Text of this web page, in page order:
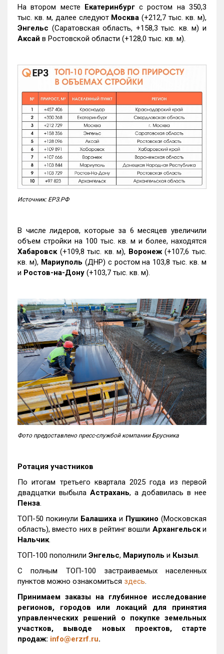
На втором месте Екатеринбургс ростом на 350,3
тыс. кв. м, далее следуют Москва (+212,7 тыс. кв. м),
Энгельс (Саратовская область, +158,3 тыс. кв. м) и
Аксай в Ростовской области (+128,0 тыс. кв. м).
Источник: ЕРЗ.РФ
В числе лидеров, которые за 6 месяцев увеличили
объем стройки на 100 тыс. кв. м и более, находятся
Хабаровск (+109,8 тыс. кв. м), Воронеж(+107,6 тыс.
кв. м), Мариуполь (ДНР) с ростом на 103,8 тыс. кв. м
и Ростов-на-Дону (+103,7 тыс. кв. м).
Фото предоставлено пресс-службой компании Брусника
Ротация участников
По итогам третьего квартала 2025 года из первой
двадцатки выбыла Астрахань, а добавилась в нее
Пенза.
ТОП-50 покинули Балашиха и Пушкино (Московская
область), вместо них в рейтинг вошли Архангельски
Нальчик.
ТОП-100 пополнили Энгельс, Мариуполь и Кызыл.
С полным ТОП-100 застраиваемых населенных
пунктов можно ознакомиться здесь.
Принимаем заказы на глубинное исследование
регионов, городов или локаций для принятия
управленческих решений о покупке земельных
участков, выводе новых проектов, старте
продаж: info@erzrf.ru.